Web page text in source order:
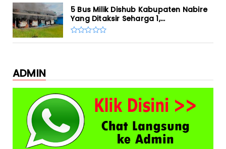
5 Bus Milik Dishub Kabupaten Nabire
Yang Ditaksir Seharga 1,...
ADMIN